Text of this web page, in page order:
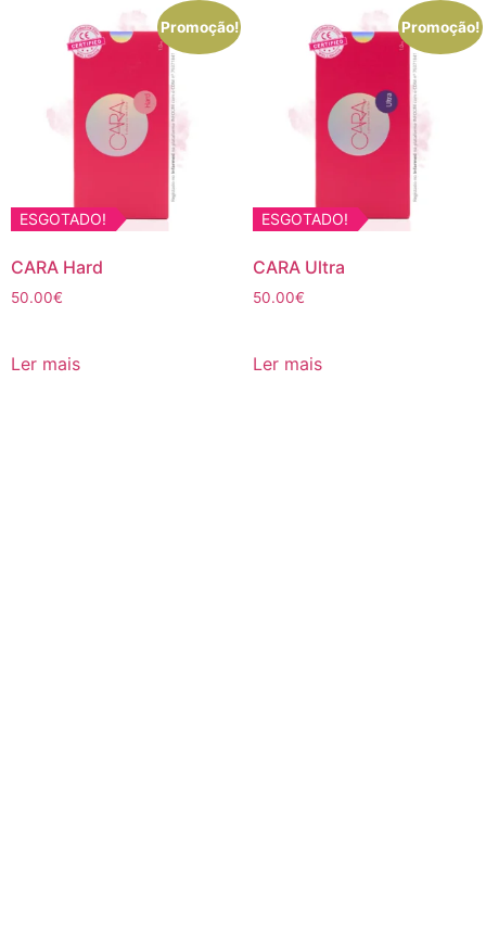
Promoção!
ESGOTADO!
CARA Hard
50.00€
Ler mais
Promoção!
ESGOTADO!
CARA Ultra
50.00€
Ler mais